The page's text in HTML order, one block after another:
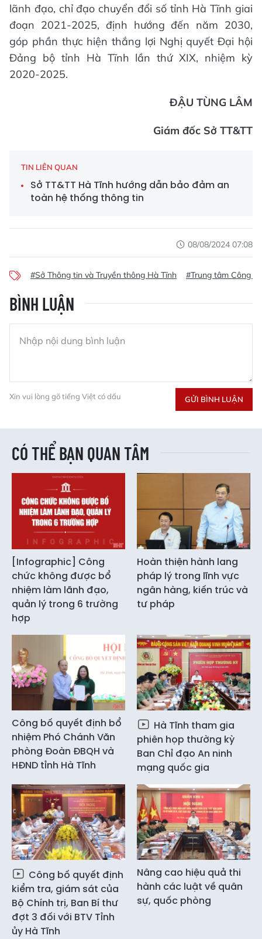
lãnh đạo, chỉ đạo chuyển đổi số tỉnh Hà Tĩnh giai
đoạn 2021-2025, định hướng đến năm 2030,
góp phần thực hiện thắng lợi Nghị quyết Đại hội
Đảng bộ tỉnh Hà Tĩnh lần thứ XIX, nhiệm kỳ
2020-2025.
ĐẬU TÙNG LÂM
Giám đốc Sở TT&TT
TIN LIÊN QUAN
Sở TT&TT Hà Tĩnh hướng dẫn bảo đảm an
toàn hệ thống thông tin
08/08/2024 07:08
#Sở Thông tin và Truyền thông Hà Tĩnh #Trung tâm Công
BÌNH LUẬN
Xin vui lòng gõ tiếng Việt có dấu GỬI BÌNH LUẬN
CÓ THỂ BẠN QUAN TÂM
[Infographic] Công
chức không được bổ
nhiệm làm lãnh đạo,
quản lý trong 6 trường
hợp
Hoàn thiện hành lang
pháp lý trong lĩnh vực
ngân hàng, kiến trúc và
tư pháp
Công bố quyết định bổ
nhiệm Phó Chánh Văn
phòng Đoàn ĐBQH và
HĐND tỉnh Hà Tĩnh
Hà Tĩnh tham gia
phiên họp thường kỳ
Ban Chỉ đạo An ninh
mạng quốc gia
Công bố quyết định
kiểm tra, giám sát của
Bộ Chính trị, Ban Bí thư
đợt 3 đối với BTV Tỉnh
ủy Hà Tĩnh
Nâng cao hiệu quả thi
hành các luật về quân
sự, quốc phòng